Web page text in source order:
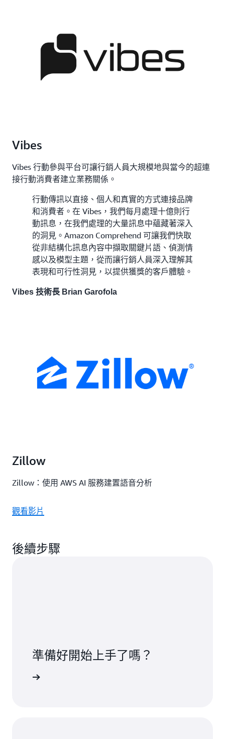
Vibes
Vibes 行動參與平台可讓行銷人員大規模地與當今的超連
接行動消費者建立業務關係。
行動傳訊以直接、個人和真實的方式連接品牌
和消費者。在 Vibes，我們每月處理十億則行
動訊息，在我們處理的大量訊息中蘊藏著深入
的洞見。Amazon Comprehend 可讓我們快取
從非結構化訊息內容中擷取關鍵片語、偵測情
感以及模型主題，從而讓行銷人員深入理解其
表現和可行性洞見，以提供獲獎的客戶體驗。
Vibes 技術長 Brian Garofola
Zillow
Zillow：使用 AWS AI 服務建置語音分析
觀看影片
後續步驟
準備好開始上手了嗎？